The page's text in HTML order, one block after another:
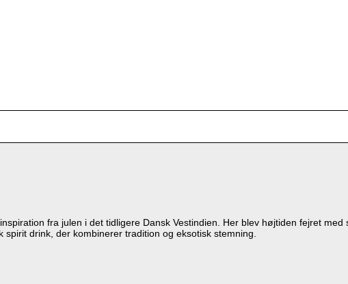
fra julen i det tidligere Dansk Vestindien. Her blev højtiden fejret med
drink, der kombinerer tradition og eksotisk stemning.